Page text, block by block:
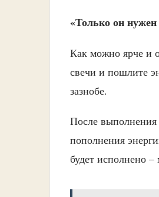
«Только он
Как можно ярче и
свечи и пошлите
зазнобе.
После выполнения
пополнения
будет исполнено